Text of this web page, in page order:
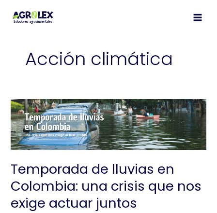
Acción climática
Temporada de lluvias en
Colombia: una crisis que nos
exige actuar juntos